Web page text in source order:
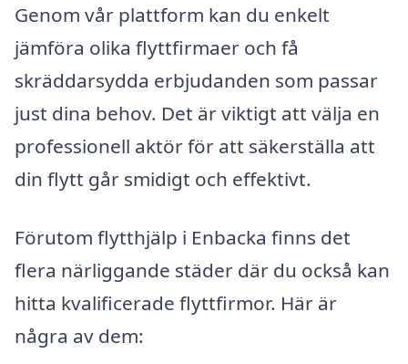
Genom vår plattform kan du enkelt
jämföra olika flyttfirmaer och få
skräddarsydda erbjudanden som passar
just dina behov. Det är viktigt att välja en
professionell aktör för att säkerställa att
din flytt går smidigt och effektivt.
Förutom flytthjälp i Enbacka finns det
flera närliggande städer där du också kan
hitta kvalificerade flyttfirmor. Här är
några av dem: